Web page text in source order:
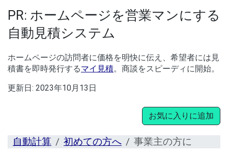
PR: ホームページを営業マンにする
自動見積システム
ホームページの訪問者に価格を明快に伝え、希望者には見
積書を即時発行するマイ見積。商談をスピーディに開始。
更新日: 2023年10月13日
お気に入りに追加
自動計算 初めての方へ 事業主の方に